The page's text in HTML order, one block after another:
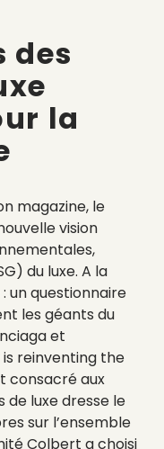
des
la
magazine, le
vision
du luxe. A la
un questionnaire
les géants du
et
is reinventing the
consacré aux
de luxe dresse le
sur l’ensemble
Colbert a choisi